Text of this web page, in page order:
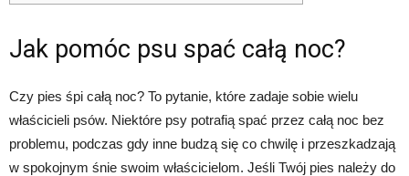
Jak pomóc psu spać całą noc?
Czy pies śpi całą noc? To pytanie, które zadaje sobie wielu
właścicieli psów. Niektóre psy potrafią spać przez całą noc bez
problemu, podczas gdy inne budzą się co chwilę i przeszkadzają
w spokojnym śnie swoim właścicielom. Jeśli Twój pies należy do